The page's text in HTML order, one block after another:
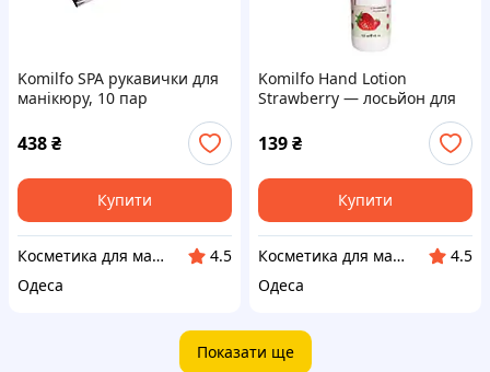
Komilfo SPA рукавички для
манікюру, 10 пар
438₴
Купити
Косметика для манікюру і педикюру
4.5
Одеса
Komilfo Hand Lotion
Strawberry — лосьйон для
139₴
Купити
Косметика для манікюру і педикюру
4.5
Одеса
Показати ще